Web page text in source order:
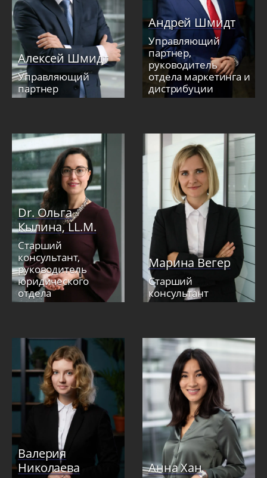
Алексей Шмидт
Управляющий
партнер
Андрей Шмидт
Управляющий
партнер,
руководитель
отдела маркетинга и
дистрибуции
Dr. Ольга
Кылина, LL.M.
Старший
консультант,
руководитель
юридического
отдела
Марина Вегер
Старший
консультант
Валерия
Николаева
Анна Хан